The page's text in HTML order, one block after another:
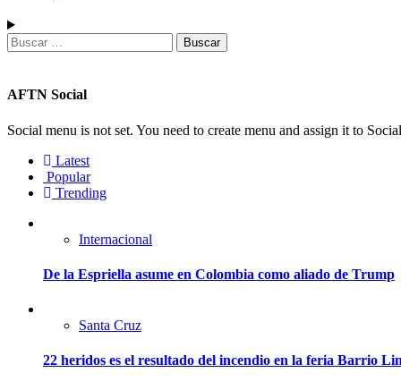
Buscar:
AFTN Social
Social menu is not set. You need to create menu and assign it to
Latest
Popular
Trending
Internacional
De la Espriella asume en Colombia como aliado de Trump
Santa Cruz
22 heridos es el resultado del incendio en la feria Barrio